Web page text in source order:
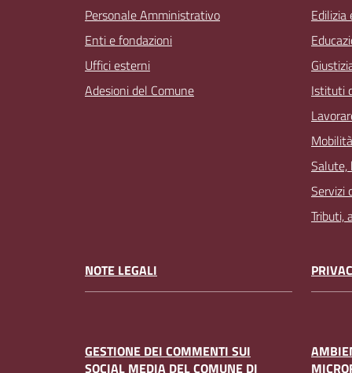
Personale Amministrativo
Enti e fondazioni
Uffici esterni
Adesioni del Comune
Edilizia
Istituti
Salute,
Servizi
Tributi,
NOTE LEGALI
GESTIONE DEI COMMENTI SUI
SOCIAL MEDIA DEL COMUNE DI